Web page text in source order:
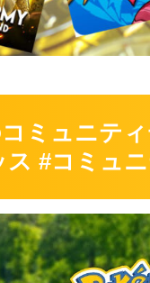
ミュニテ
#コミュ